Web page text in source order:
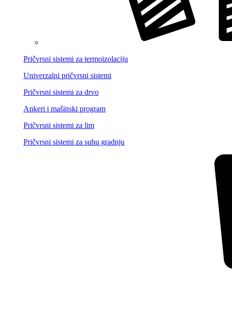
Pričvrsni sistemi za termoizolaciju
Univerzalni pričvrsni sistemi
Pričvrsni sistemi za drvo
Ankeri i mašinski program
Pričvrsni sistemi za lim
Pričvrsni sistemi za suhu gradnju